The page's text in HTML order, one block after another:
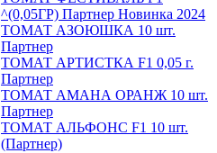
^(0,05ГР) Партнер Новинка 2024
ТОМАТ АЗОЮШКА 10 шт.
Партнер
ТОМАТ АРТИСТКА F1 0,05 г.
Партнер
ТОМАТ АМАНА ОРАНЖ 10 шт.
Партнер
ТОМАТ АЛЬФОНС F1 10 шт.
(Партнер)